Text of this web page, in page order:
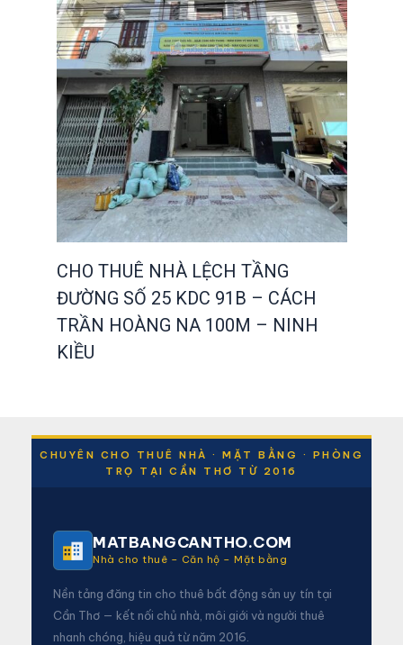
CHO THUÊ NHÀ LỆCH TẦNG
ĐƯỜNG SỐ 25 KDC 91B – CÁCH
TRẦN HOÀNG NA 100M – NINH
KIỀU
CHUYÊN CHO THUÊ NHÀ · MẶT BẰNG · PHÒNG
TRỌ TẠI CẦN THƠ TỪ 2016
MATBANGCANTHO.COM
Nhà cho thuê – Căn hộ – Mặt bằng
Nền tảng đăng tin cho thuê bất động sản uy tín tại
Cần Thơ — kết nối chủ nhà, môi giới và người thuê
nhanh chóng, hiệu quả từ năm 2016.